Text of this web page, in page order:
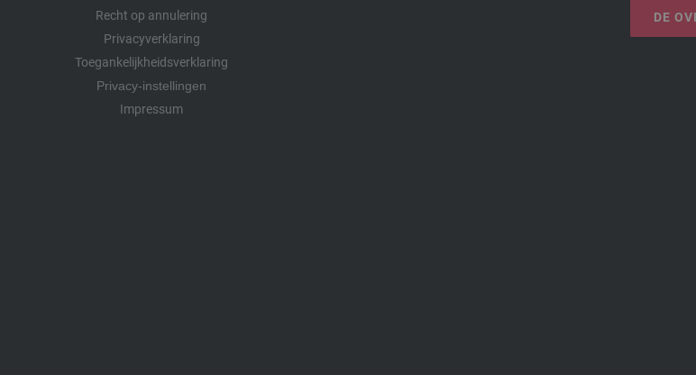
Recht op annulering
Privacyverklaring
Toegankelijkheidsverklaring
Privacy-instellingen
Impressum
DE